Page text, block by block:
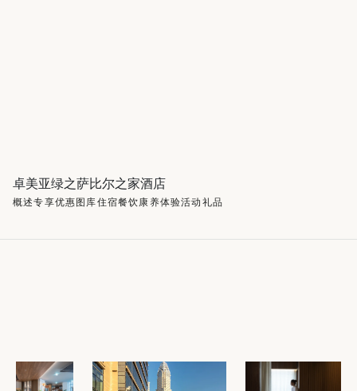
卓美亚绿之萨比尔之家酒店
概述专享优惠图库住宿餐饮康养体验活动礼品